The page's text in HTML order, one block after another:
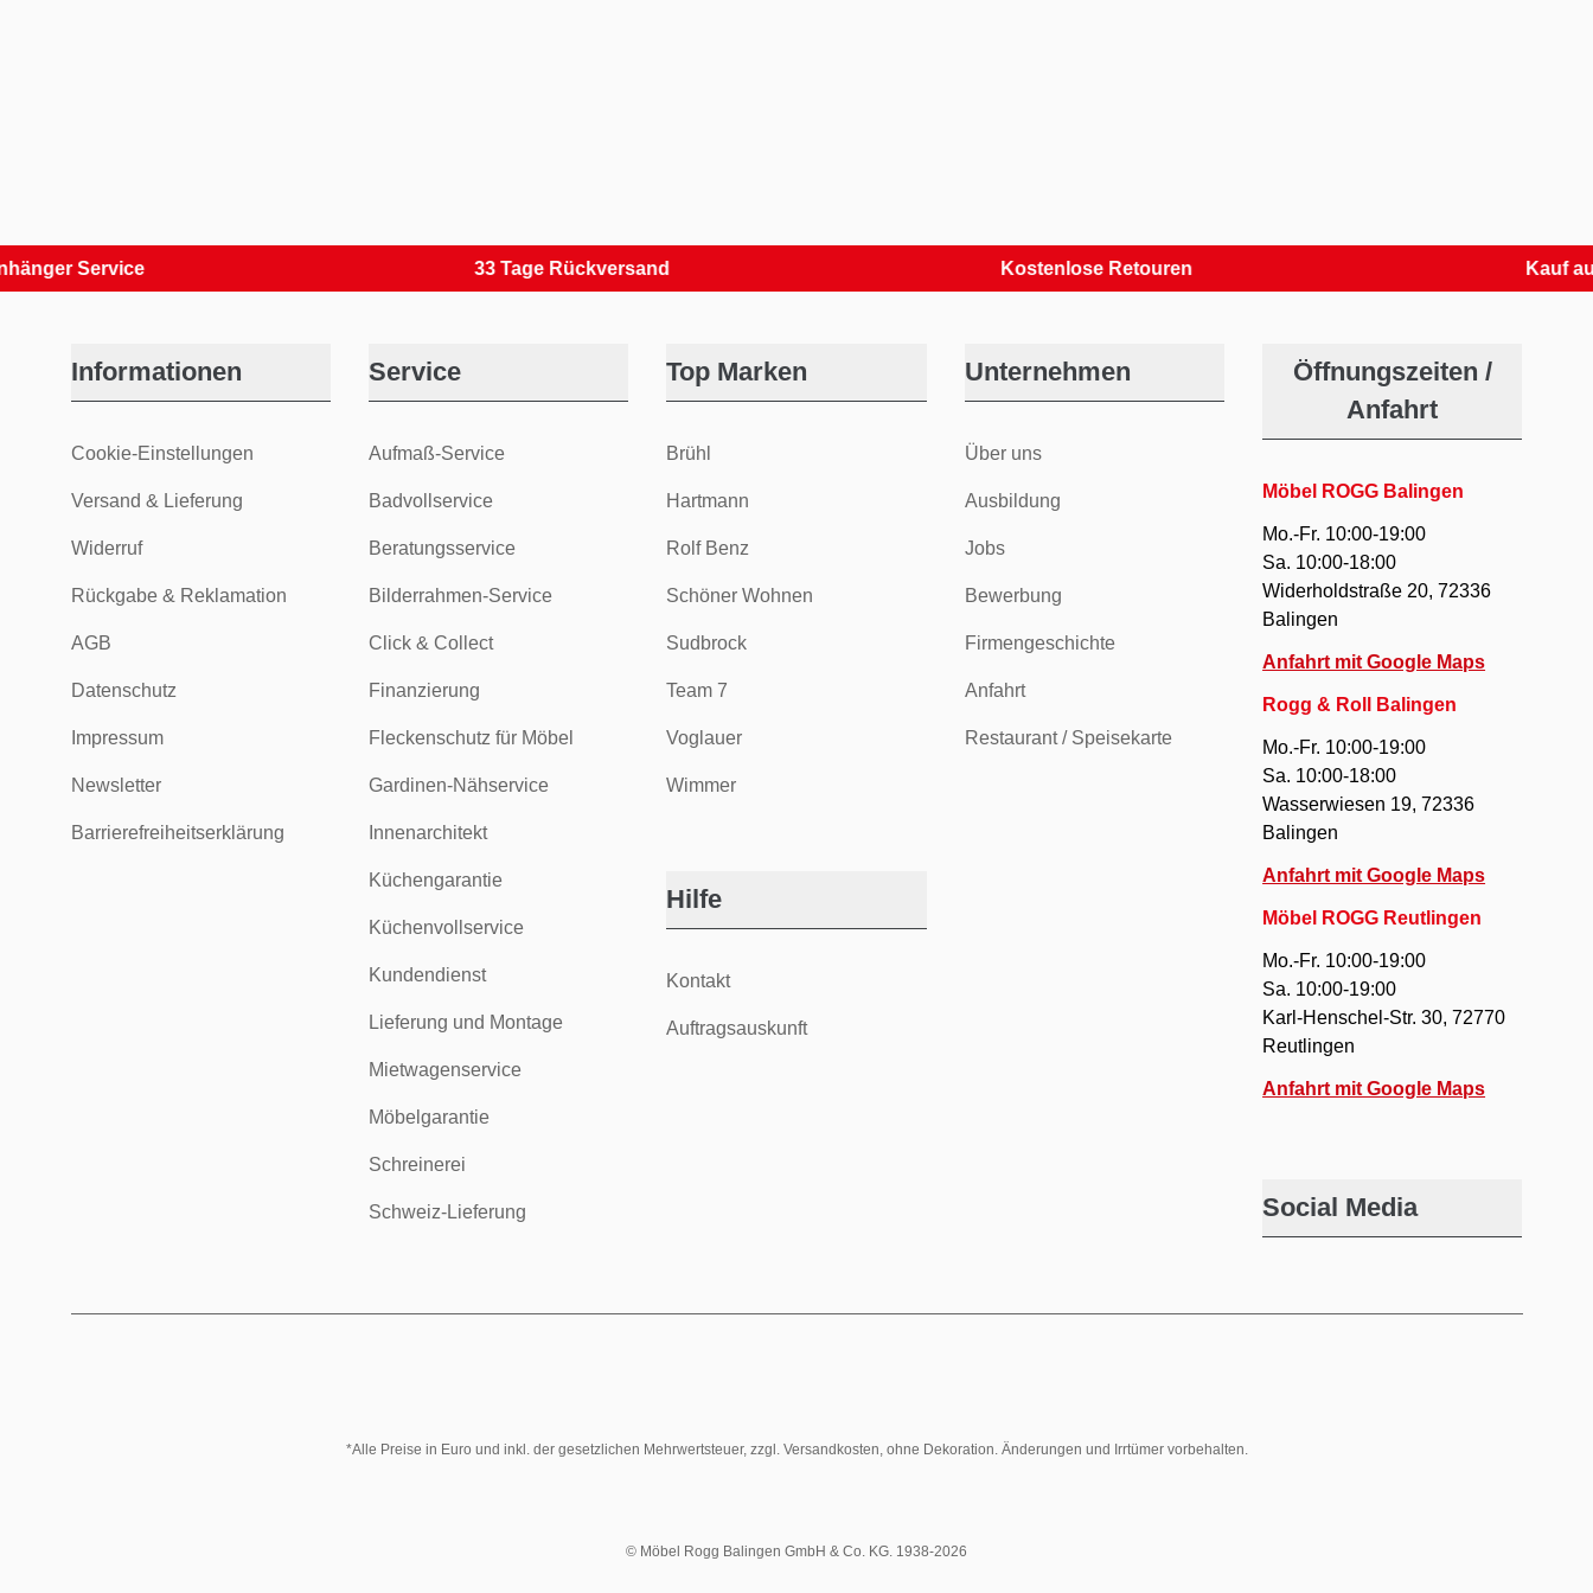
Service 33 Tage Rückversand Kostenlose Retouren Kauf auf
Informationen
Cookie-Einstellungen
Versand & Lieferung
Widerruf
Rückgabe & Reklamation
AGB
Datenschutz
Impressum
Newsletter
Barrierefreiheitserklärung
Service
Aufmaß-Service
Badvollservice
Beratungsservice
Bilderrahmen-Service
Click & Collect
Finanzierung
Fleckenschutz für Möbel
Gardinen-Nähservice
Innenarchitekt
Küchengarantie
Küchenvollservice
Kundendienst
Lieferung und Montage
Mietwagenservice
Möbelgarantie
Schreinerei
Schweiz-Lieferung
Top Marken
Brühl
Hartmann
Rolf Benz
Schöner Wohnen
Sudbrock
Team 7
Voglauer
Wimmer
Hilfe
Kontakt
Auftragsauskunft
Unternehmen
Über uns
Ausbildung
Jobs
Bewerbung
Firmengeschichte
Anfahrt
Restaurant / Speisekarte
Öffnungszeiten /
Anfahrt
Möbel ROGG Balingen
Mo.-Fr. 10:00-19:00
Sa. 10:00-18:00
Widerholdstraße 20, 72336
Balingen
Anfahrt mit Google Maps
Rogg & Roll Balingen
Mo.-Fr. 10:00-19:00
Sa. 10:00-18:00
Wasserwiesen 19, 72336
Balingen
Anfahrt mit Google Maps
Möbel ROGG Reutlingen
Mo.-Fr. 10:00-19:00
Sa. 10:00-19:00
Karl-Henschel-Str. 30, 72770
Reutlingen
Anfahrt mit Google Maps
Social Media
*Alle Preise in Euro und inkl. der gesetzlichen Mehrwertsteuer, zzgl. Versandkosten, ohne Dekoration. Änderungen und Irrtümer vorbehalten.
© Möbel Rogg Balingen GmbH & Co. KG. 1938-2026